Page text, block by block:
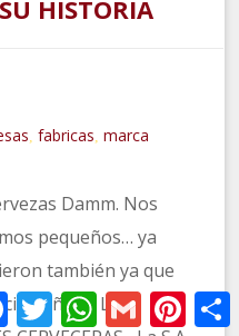
HISTORIA
,fabricas ,marca
Damm. Nos
pequeños… ya
también ya que
cien años. LA
Facebook
TwitterWhatsApp
Gmail